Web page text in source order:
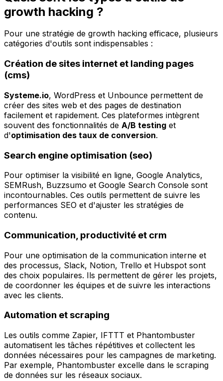
growth hacking ?
Pour une stratégie de growth hacking efficace, plusieurs
catégories d'outils sont indispensables :
Création de sites internet et landing pages
(cms)
Systeme.io, WordPress et Unbounce permettent de
créer des sites web et des pages de destination
facilement et rapidement. Ces plateformes intègrent
souvent des fonctionnalités de A/B testing et
d'optimisation des taux de conversion.
Search engine optimisation (seo)
Pour optimiser la visibilité en ligne, Google Analytics,
SEMRush, Buzzsumo et Google Search Console sont
incontournables. Ces outils permettent de suivre les
performances SEO et d'ajuster les stratégies de
contenu.
Communication, productivité et crm
Pour une optimisation de la communication interne et
des processus, Slack, Notion, Trello et Hubspot sont
des choix populaires. Ils permettent de gérer les projets,
de coordonner les équipes et de suivre les interactions
avec les clients.
Automation et scraping
Les outils comme Zapier, IFTTT et Phantombuster
automatisent les tâches répétitives et collectent les
données nécessaires pour les campagnes de marketing.
Par exemple, Phantombuster excelle dans le scraping
de données sur les réseaux sociaux.